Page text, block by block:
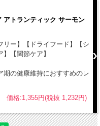
トランティック サーモン
リー】【ドライフード】【シ
【関節ケア】
期の健康維持におすすめのレ
価格:1,355円(税抜 1,232円)